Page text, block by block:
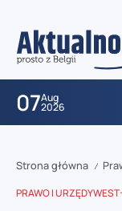
07Aug
2026
Strona główna /
PRAWO I URZĘDY